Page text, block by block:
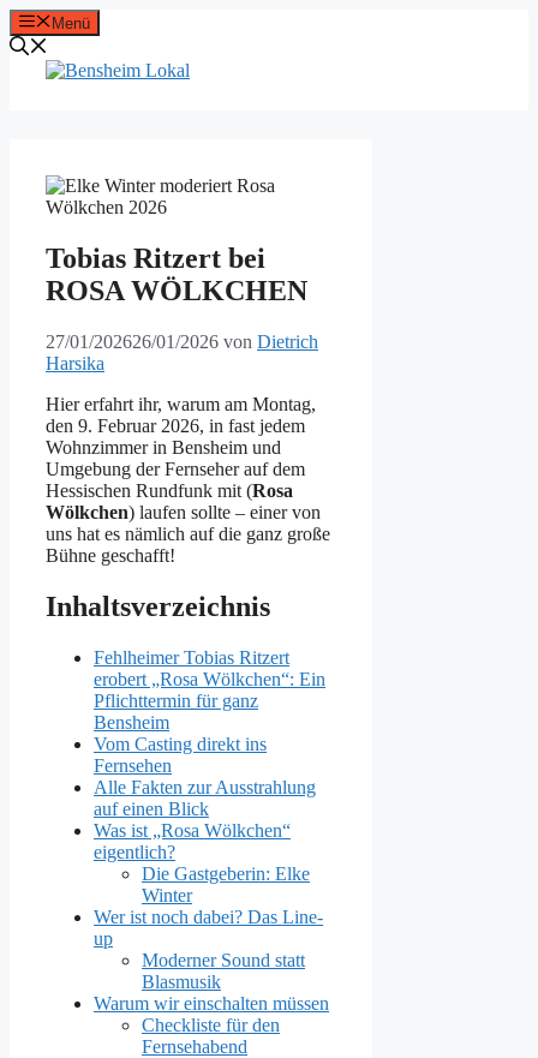
Zum
Inhalt
springen
Menü
Tobias Ritzert bei
ROSA WÖLKCHEN
27/01/202626/01/2026 von Dietrich
Harsika
Hier erfahrt ihr, warum am Montag,
den 9. Februar 2026, in fast jedem
Wohnzimmer in Bensheim und
Umgebung der Fernseher auf dem
Hessischen Rundfunk mit (Rosa
Wölkchen) laufen sollte – einer von
uns hat es nämlich auf die ganz große
Bühne geschafft!
Inhaltsverzeichnis
Fehlheimer Tobias Ritzert
erobert „Rosa Wölkchen“: Ein
Pflichttermin für ganz
Bensheim
Vom Casting direkt ins
Fernsehen
Alle Fakten zur Ausstrahlung
auf einen Blick
Was ist „Rosa Wölkchen“
eigentlich?
Die Gastgeberin: Elke
Winter
Wer ist noch dabei? Das Line-
up
Moderner Sound statt
Blasmusik
Warum wir einschalten müssen
Checkliste für den
Fernsehabend